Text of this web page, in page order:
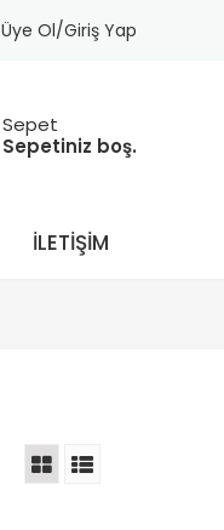
Üye Ol/Giriş Yap
Sepet
Sepetiniz boş.
İLETIŞIM